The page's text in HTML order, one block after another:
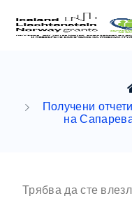
Получени
на
Трябва да сте